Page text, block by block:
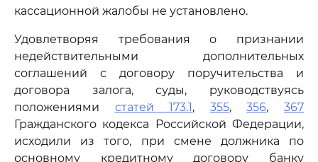
кассационной жалобы не установлено.
Удовлетворяя требования о признании
недействительными дополнительных
соглашений с договору поручительства и
договора залога, суды, руководствуясь
положениями статей 173.1, 355,356,367
Гражданского кодекса Российской Федерации,
исходили из того, при смене должника по
основному кредитному договору банку